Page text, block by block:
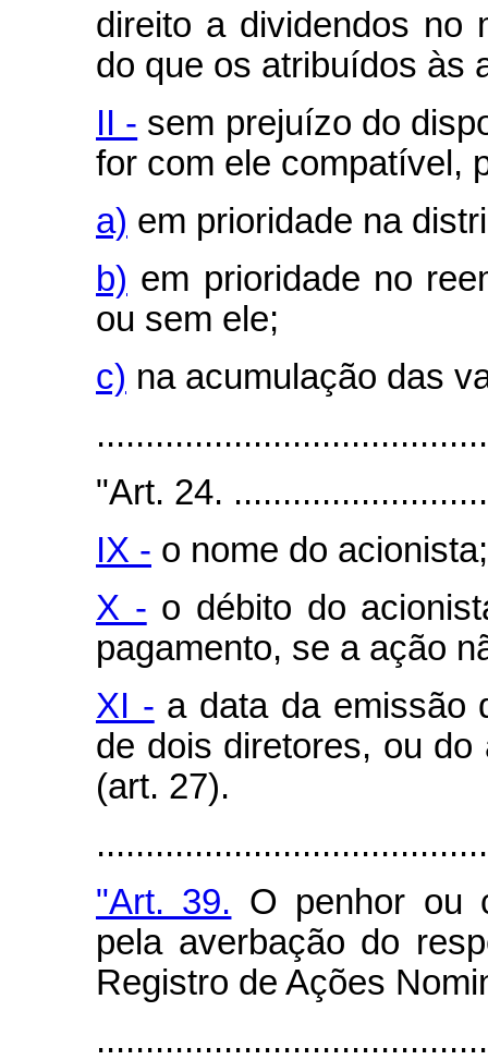
direito a dividendos no
do que os atribuídos às
II - sem prejuízo do
for com ele compatível,
a) em prioridade na
b) em prioridade no
ou sem ele;
c) na acumulação das
"Art. 24.
IX - o nome do acionista;
X - o débito do
pagamento, se a ação
XI - a data da emissão
de dois diretores, ou
(art. 27).
"Art. 39. O penhor ou
pela averbação do
Registro de Ações